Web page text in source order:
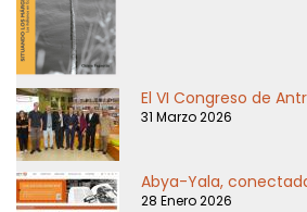
31 Marzo 2026
Abya-Yala,
28 Enero 2026